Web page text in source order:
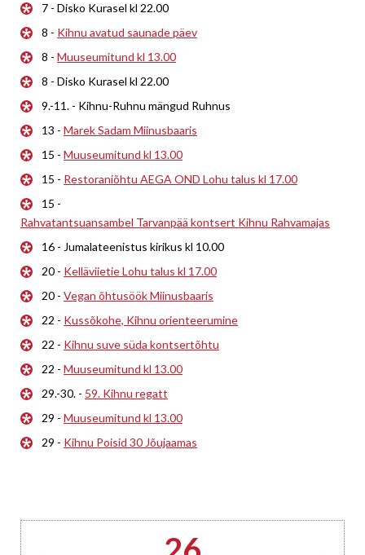
7 - Disko Kurasel kl 22.00
8 - Kihnu avatud saunade päev
8 - Muuseumitund kl 13.00
8 - Disko Kurasel kl 22.00
9.-11. - Kihnu-Ruhnu mängud Ruhnus
13 - Marek Sadam Miinusbaaris
15 - Muuseumitund kl 13.00
15 - Restoraniõhtu AEGA OND Lohu talus kl 17.00
15 -
Rahvatantsuansambel Tarvanpää kontsert Kihnu Rahvamajas
16 - Jumalateenistus kirikus kl 10.00
20 - Kelläviietie Lohu talus kl 17.00
20 - Vegan õhtusöök Miinusbaaris
22 - Kussõkohe, Kihnu orienteerumine
22 - Kihnu suve süda kontsertõhtu
22 - Muuseumitund kl 13.00
29.-30. - 59. Kihnu regatt
29 - Muuseumitund kl 13.00
29 - Kihnu Poisid 30 Jõujaamas